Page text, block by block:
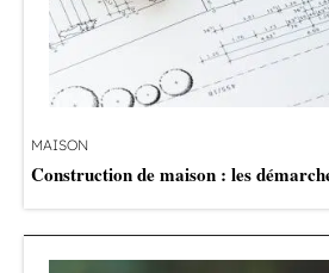
MAISON
Construction de maison : les